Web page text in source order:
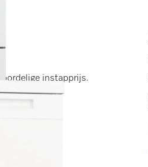
instapprijs.